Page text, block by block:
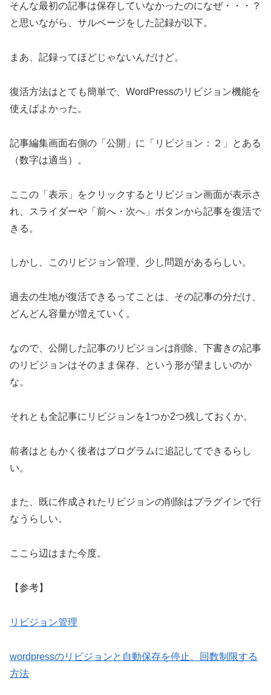
そんな最初の記事は保存していなかったのになぜ・・・？
と思いながら、サルベージをした記録が以下。
まあ、記録ってほどじゃないんだけど。
復活方法はとても簡単で、WordPressのリビジョン機能を
使えばよかった。
記事編集画面右側の「公開」に「リビジョン：２」とある
（数字は適当）。
ここの「表示」をクリックするとリビジョン画面が表示さ
れ、スライダーや「前へ・次へ」ボタンから記事を復活で
きる。
しかし、このリビジョン管理、少し問題があるらしい。
過去の生地が復活できるってことは、その記事の分だけ、
どんどん容量が増えていく。
なので、公開した記事のリビジョンは削除、下書きの記事
のリビジョンはそのまま保存、という形が望ましいのか
な。
それとも全記事にリビジョンを1つか2つ残しておくか。
前者はともかく後者はプログラムに追記してできるらし
い。
また、既に作成されたリビジョンの削除はプラグインで行
なうらしい。
ここら辺はまた今度。
【参考】
リビジョン管理
wordpressのリビジョンと自動保存を停止、回数制限する
方法